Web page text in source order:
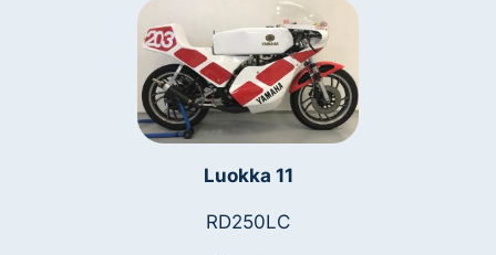
Luokka 11
RD250LC